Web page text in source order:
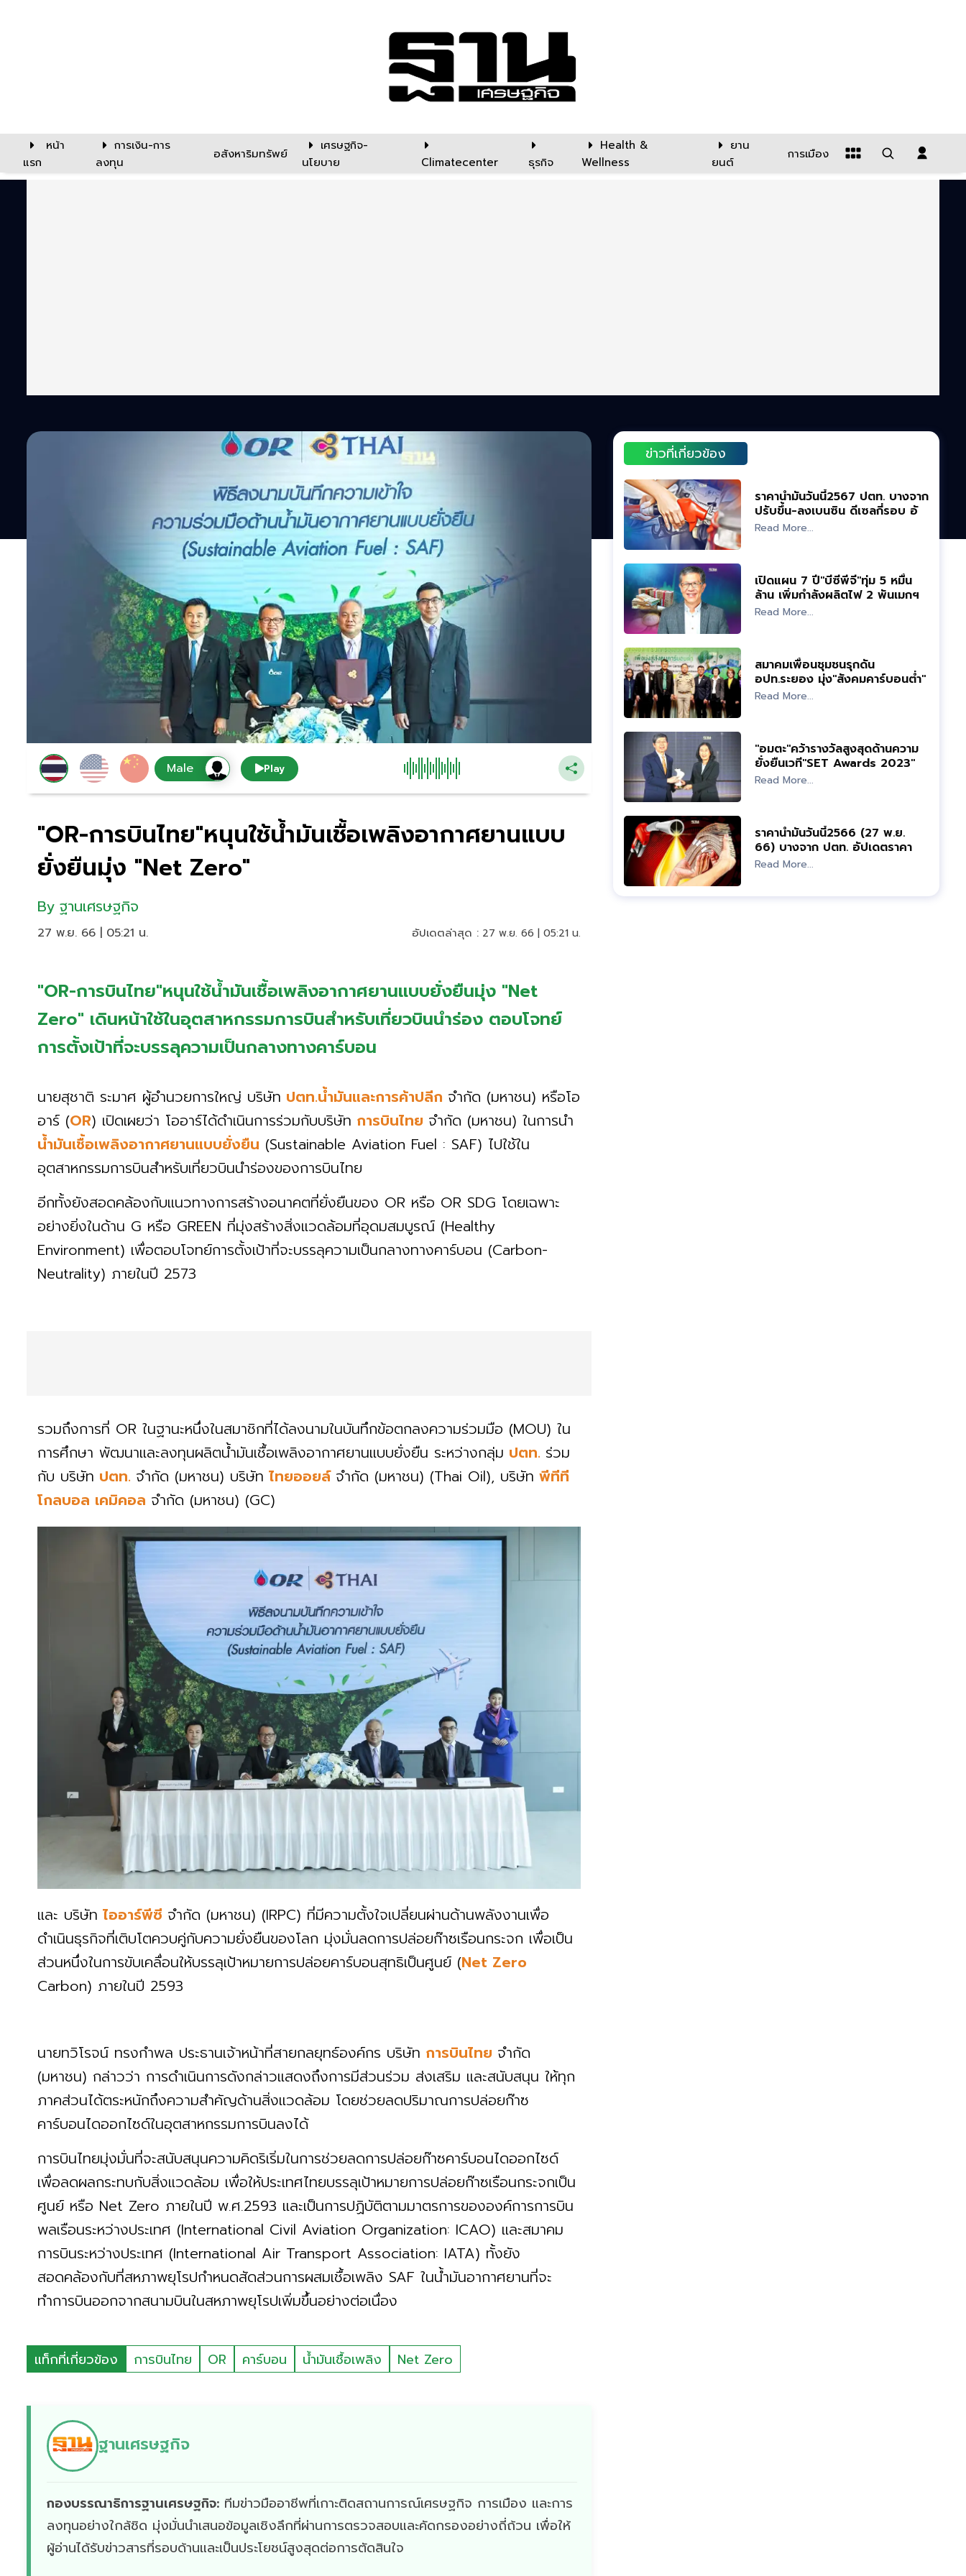
หน้า
แรก
การเงิน-การ
ลงทุน
อสังหาริมทรัพย์
เศรษฐกิจ-
นโยบาย
Climatecenter ธุรกิจ
Health &
Wellness
ยาน
ยนต์
การเมือง
Play
"OR-การบินไทย"หนุนใช้น้ำมันเชื้อเพลิงอากาศยานแบบ
ยั่งยืนมุ่ง "Net Zero"
By ฐานเศรษฐกิจ
27 พ.ย. 66 | 05:21 น. อัปเดตล่าสุด : 27 พ.ย. 66 | 05:21 น.
"OR-การบินไทย"หนุนใช้น้ำมันเชื้อเพลิงอากาศยานแบบยั่งยืนมุ่ง "Net
Zero" เดินหน้าใช้ในอุตสาหกรรมการบินสำหรับเที่ยวบินนำร่อง ตอบโจทย์
การตั้งเป้าที่จะบรรลุความเป็นกลางทางคาร์บอน
นายสุชาติ ระมาศ ผู้อำนวยการใหญ่ บริษัท ปตท.น้ำมันและการค้าปลีก จำกัด (มหาชน) หรือโอ
อาร์ (OR) เปิดเผยว่า โออาร์ได้ดำเนินการร่วมกับบริษัท การบินไทย จำกัด (มหาชน) ในการนำ
น้ำมันเชื้อเพลิงอากาศยานแบบยั่งยืน (Sustainable Aviation Fuel : SAF) ไปใช้ใน
อุตสาหกรรมการบินสำหรับเที่ยวบินนำร่องของการบินไทย
อีกทั้งยังสอดคล้องกับแนวทางการสร้างอนาคตที่ยั่งยืนของ OR หรือ OR SDG โดยเฉพาะ
อย่างยิ่งในด้าน G หรือ GREEN ที่มุ่งสร้างสิ่งแวดล้อมที่อุดมสมบูรณ์ (Healthy
Environment) เพื่อตอบโจทย์การตั้งเป้าที่จะบรรลุความเป็นกลางทางคาร์บอน (Carbon-
Neutrality) ภายในปี 2573
รวมถึงการที่ OR ในฐานะหนึ่งในสมาชิกที่ได้ลงนามในบันทึกข้อตกลงความร่วมมือ (MOU) ใน
การศึกษา พัฒนาและลงทุนผลิตน้ำมันเชื้อเพลิงอากาศยานแบบยั่งยืน ระหว่างกลุ่ม ปตท. ร่วม
กับ บริษัท ปตท. จำกัด (มหาชน) บริษัท ไทยออยล์ จำกัด (มหาชน) (Thai Oil), บริษัท พีทีที
โกลบอล เคมิคอล จำกัด (มหาชน) (GC)
และ บริษัท ไออาร์พีซี จำกัด (มหาชน) (IRPC) ที่มีความตั้งใจเปลี่ยนผ่านด้านพลังงานเพื่อ
ดำเนินธุรกิจที่เติบโตควบคู่กับความยั่งยืนของโลก มุ่งมั่นลดการปล่อยก๊าซเรือนกระจก เพื่อเป็น
ส่วนหนึ่งในการขับเคลื่อนให้บรรลุเป้าหมายการปล่อยคาร์บอนสุทธิเป็นศูนย์ (Net Zero
Carbon) ภายในปี 2593
นายทวิโรจน์ ทรงกำพล ประธานเจ้าหน้าที่สายกลยุทธ์องค์กร บริษัท การบินไทย จำกัด
(มหาชน) กล่าวว่า การดำเนินการดังกล่าวแสดงถึงการมีส่วนร่วม ส่งเสริม และสนับสนุน ให้ทุก
ภาคส่วนได้ตระหนักถึงความสำคัญด้านสิ่งแวดล้อม โดยช่วยลดปริมาณการปล่อยก๊าซ
คาร์บอนไดออกไซด์ในอุตสาหกรรมการบินลงได้
การบินไทยมุ่งมั่นที่จะสนับสนุนความคิดริเริ่มในการช่วยลดการปล่อยก๊าซคาร์บอนไดออกไซด์
เพื่อลดผลกระทบกับสิ่งแวดล้อม เพื่อให้ประเทศไทยบรรลุเป้าหมายการปล่อยก๊าซเรือนกระจกเป็น
ศูนย์ หรือ Net Zero ภายในปี พ.ศ.2593 และเป็นการปฏิบัติตามมาตรการขององค์การการบิน
พลเรือนระหว่างประเทศ (International Civil Aviation Organization: ICAO) และสมาคม
การบินระหว่างประเทศ (International Air Transport Association: IATA) ทั้งยัง
สอดคล้องกับที่สหภาพยุโรปกำหนดสัดส่วนการผสมเชื้อเพลิง SAF ในน้ำมันอากาศยานที่จะ
ทำการบินออกจากสนามบินในสหภาพยุโรปเพิ่มขึ้นอย่างต่อเนื่อง
แท็กที่เกี่ยวข้อง การบินไทย OR คาร์บอน น้ำมันเชื้อเพลิง Net Zero
ฐานเศรษฐกิจ
กองบรรณาธิการฐานเศรษฐกิจ: ทีมข่าวมืออาชีพที่เกาะติดสถานการณ์เศรษฐกิจ การเมือง และการ
ลงทุนอย่างใกล้ชิด มุ่งมั่นนำเสนอข้อมูลเชิงลึกที่ผ่านการตรวจสอบและคัดกรองอย่างถี่ถ้วน เพื่อให้
ผู้อ่านได้รับข่าวสารที่รอบด้านและเป็นประโยชน์สูงสุดต่อการตัดสินใจ
ข่าวที่เกี่ยวข้อง
ราคาน้ำมันวันนี้2567 ปตท. บางจาก
ปรับขึ้น-ลงเบนซิน ดีเซลกี่รอบ อัป
เดทล่าสุด
Read More...
เปิดแผน 7 ปี"บีซีพีจี"ทุ่ม 5 หมื่น
ล้าน เพิ่มกำลังผลิตไฟ 2 พันเมกฯ
Read More...
สมาคมเพื่อนชุมชนรุกดัน
อปท.ระยอง มุ่ง"สังคมคาร์บอนต่ำ"
Read More...
"อมตะ"คว้ารางวัลสูงสุดด้านความ
ยั่งยืนเวที"SET Awards 2023"
Read More...
ราคาน้ำมันวันนี้2566 (27 พ.ย.
66) บางจาก ปตท. อัปเดตราคา
ล่าสุด
Read More...